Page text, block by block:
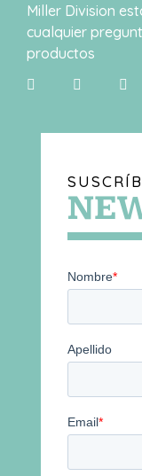
Miller Division
cualquier
productos